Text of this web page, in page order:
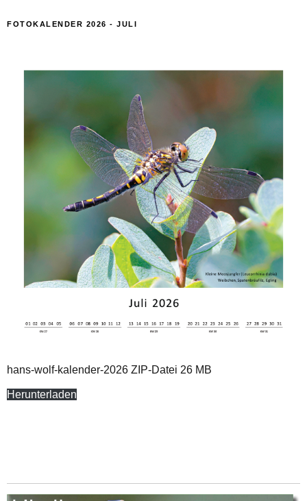
FOTOKALENDER 2026 - JULI
hans-wolf-kalender-2026 ZIP-Datei 26 MB
Herunterladen